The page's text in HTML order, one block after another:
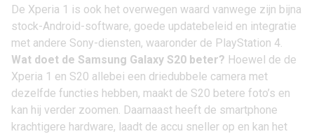
De Xperia 1 is ook het overwegen waard vanwege zijn bijna
stock-Android-software, goede updatebeleid en integratie
met andere Sony-diensten, waaronder de PlayStation 4.
Wat doet de Samsung Galaxy S20 beter? Hoewel de de
Xperia 1 en S20 allebei een driedubbele camera met
dezelfde functies hebben, maakt de S20 betere foto’s en
kan hij verder zoomen. Daarnaast heeft de smartphone
krachtigere hardware, laadt de accu sneller op en kan het